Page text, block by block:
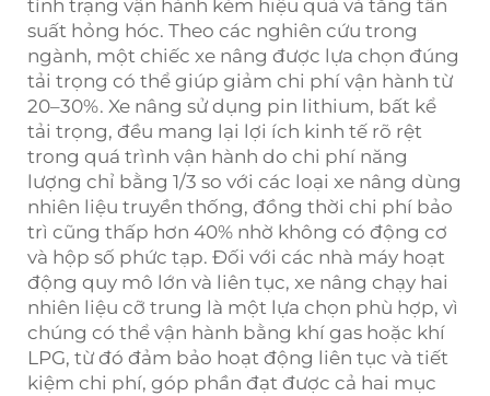
tình trạng vận hành kém hiệu quả và tăng tần
suất hỏng hóc. Theo các nghiên cứu trong
ngành, một chiếc xe nâng được lựa chọn đúng
tải trọng có thể giúp giảm chi phí vận hành từ
20–30%. Xe nâng sử dụng pin lithium, bất kể
tải trọng, đều mang lại lợi ích kinh tế rõ rệt
trong quá trình vận hành do chi phí năng
lượng chỉ bằng 1/3 so với các loại xe nâng dùng
nhiên liệu truyền thống, đồng thời chi phí bảo
trì cũng thấp hơn 40% nhờ không có động cơ
và hộp số phức tạp. Đối với các nhà máy hoạt
động quy mô lớn và liên tục, xe nâng chạy hai
nhiên liệu cỡ trung là một lựa chọn phù hợp, vì
chúng có thể vận hành bằng khí gas hoặc khí
LPG, từ đó đảm bảo hoạt động liên tục và tiết
kiệm chi phí, góp phần đạt được cả hai mục